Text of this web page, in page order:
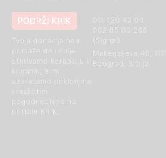
011 420 43 04
Makenzijeva 46, 11111
PODRŽI KRIK
otkrivamo korupciju i
kriminal, a mi
uzvraćamo poklonima
i različitim
pogodnostima na
portalu KRIK.